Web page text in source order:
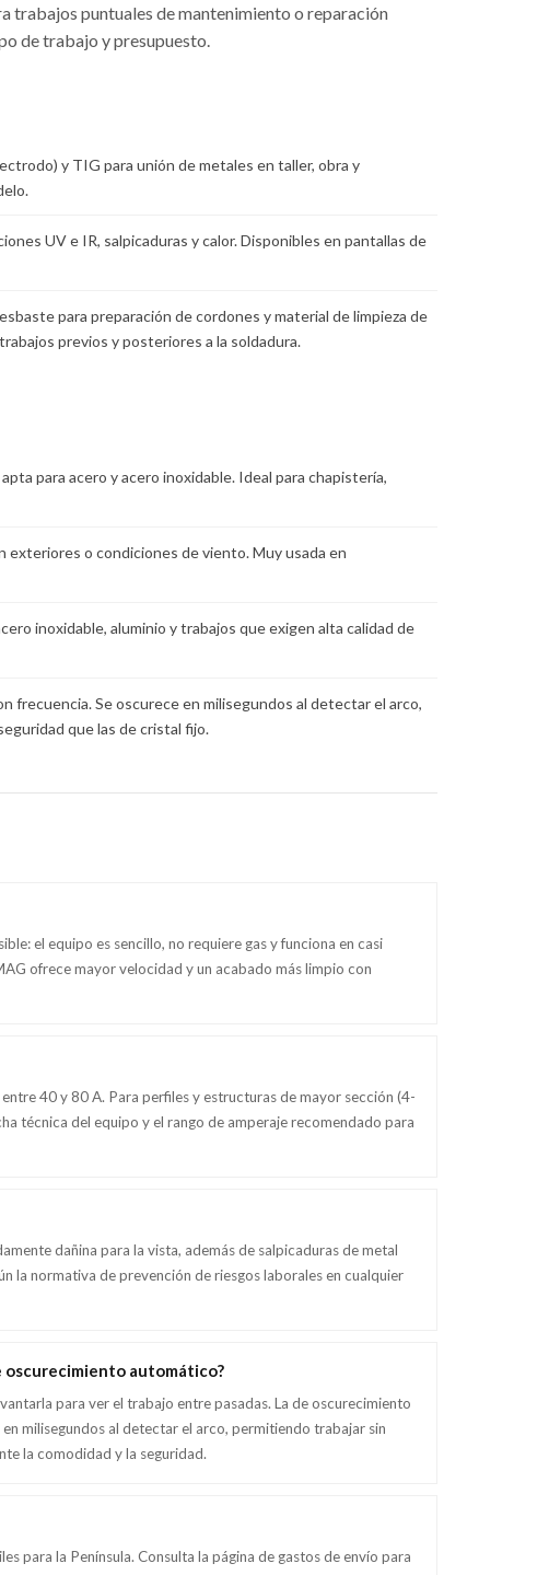
trabajos puntuales de mantenimiento o reparación
de trabajo y presupuesto.
y TIG para unión de metales en taller, obra y
UV e IR, salpicaduras y calor. Disponibles en pantallas de
para preparación de cordones y material de limpieza de
previos y posteriores a la soldadura.
para acero y acero inoxidable. Ideal para chapistería,
exteriores o condiciones de viento. Muy usada en
inoxidable, aluminio y trabajos que exigen alta calidad de
frecuencia. Se oscurece en milisegundos al detectar el arco,
que las de cristal fijo.
el equipo es sencillo, no requiere gas y funciona en casi
ofrece mayor velocidad y un acabado más limpio con
40 y 80 A. Para perfiles y estructuras de mayor sección (4-
técnica del equipo y el rango de amperaje recomendado para
dañina para la vista, además de salpicaduras de metal
la normativa de prevención de riesgos laborales en cualquier
oscurecimiento automático?
para ver el trabajo entre pasadas. La de oscurecimiento
milisegundos al detectar el arco, permitiendo trabajar sin
la comodidad y la seguridad.
para la Península. Consulta la página de gastos de envío para